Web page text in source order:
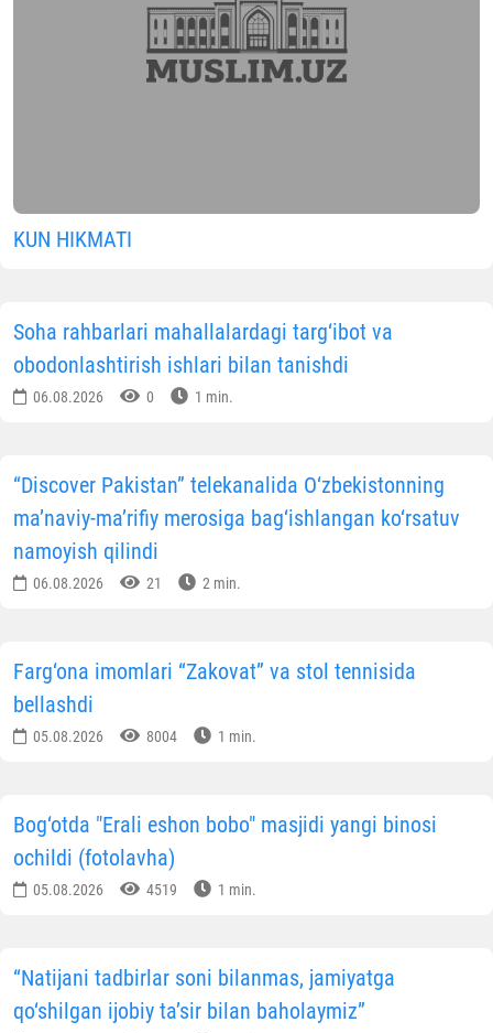
KUN HIKMATI
Soha rahbarlari mahallalardagi targ‘ibot va
obodonlashtirish ishlari bilan tanishdi
06.08.2026 0 1 min.
“Discover Pakistan” telekanalida O‘zbekistonning
ma’naviy-ma’rifiy merosiga bag‘ishlangan ko‘rsatuv
namoyish qilindi
06.08.2026 21 2 min.
Farg‘ona imomlari “Zakovat” va stol tennisida
bellashdi
05.08.2026 8004 1 min.
Bog‘otda "Erali eshon bobo" masjidi yangi binosi
ochildi (fotolavha)
05.08.2026 4519 1 min.
“Natijani tadbirlar soni bilanmas, jamiyatga
qo‘shilgan ijobiy ta’sir bilan baholaymiz”